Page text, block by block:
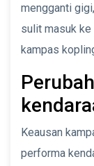
mengganti
sulit masuk ke
kampas
Keausan
performa